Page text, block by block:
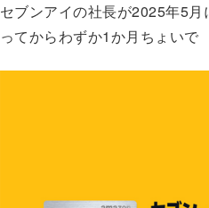
セブンアイの社長が2025年5
ってからわずか1か月ちょいで